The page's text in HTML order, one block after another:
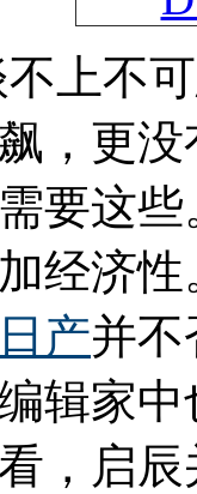
上不
，更
要这
经济
日产并不
编辑家
，启